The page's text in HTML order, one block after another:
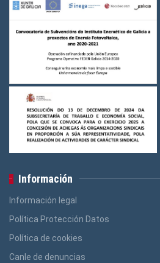
Información
Información legal
Política Protección Datos
Política de cookies
Canle de denuncias